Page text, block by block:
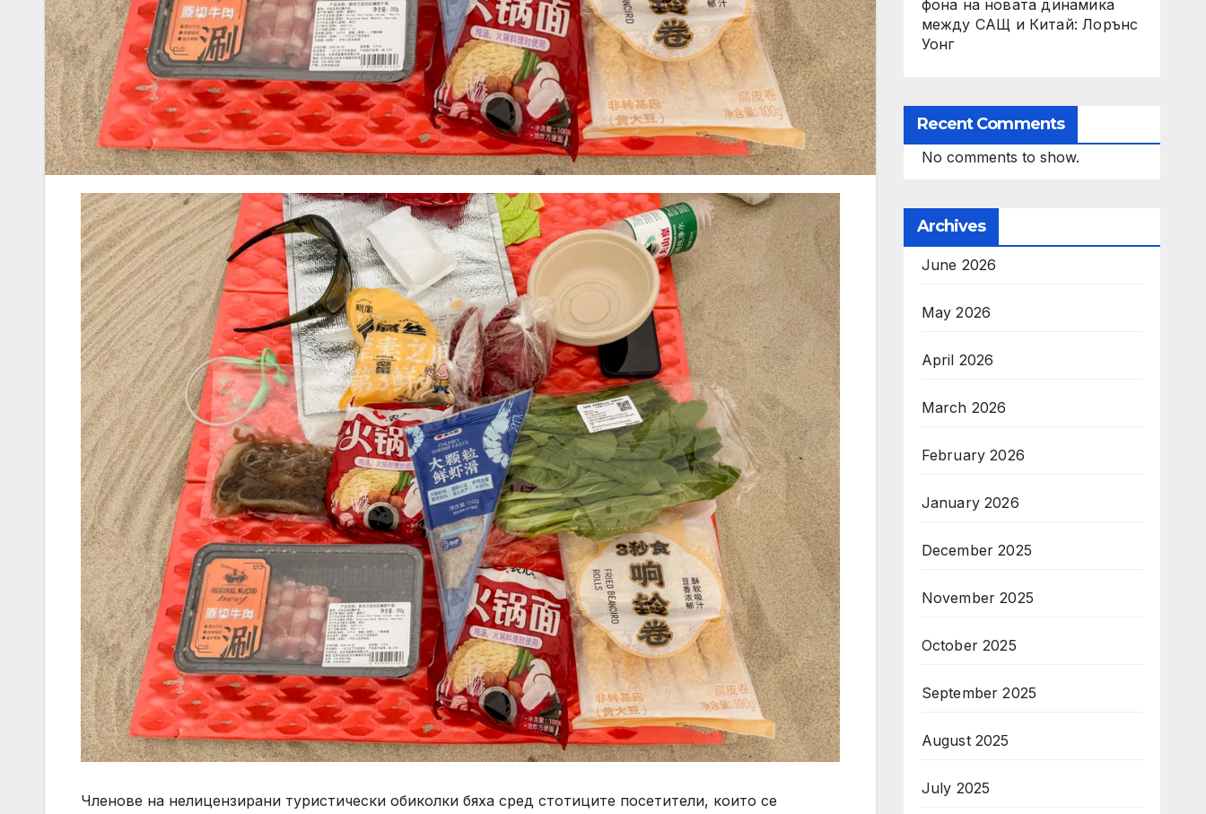
Членове на нелицензирани туристически обиколки бяха сред стотиците посетители, които се
фона на новата динамика
между САЩ и Китай: Лорънс
Уонг
Recent Comments
No comments to show.
Archives
June 2026
May 2026
April 2026
March 2026
February 2026
January 2026
December 2025
November 2025
October 2025
September 2025
August 2025
July 2025